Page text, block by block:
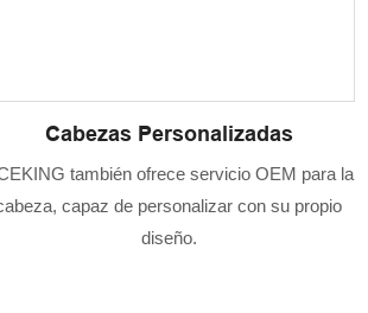
Cabezas Personalizadas
también ofrece servicio OEM para la
capaz de personalizar con su propio
diseño.